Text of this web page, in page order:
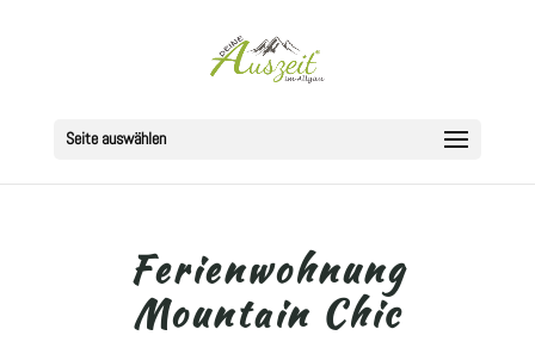
Seite auswählen
Ferienwohnung
Mountain Chic